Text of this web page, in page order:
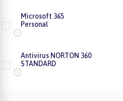
Microsoft 365
Personal
Antivirus NORTON 360
STANDARD